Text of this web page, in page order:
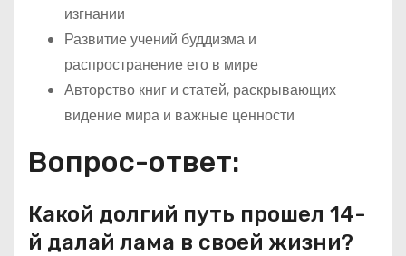
изгнании
Развитие учений буддизма и
распространение его в мире
Авторство книг и статей, раскрывающих
видение мира и важные ценности
Вопрос-ответ:
Какой долгий путь прошел 14-
й далай лама в своей жизни?